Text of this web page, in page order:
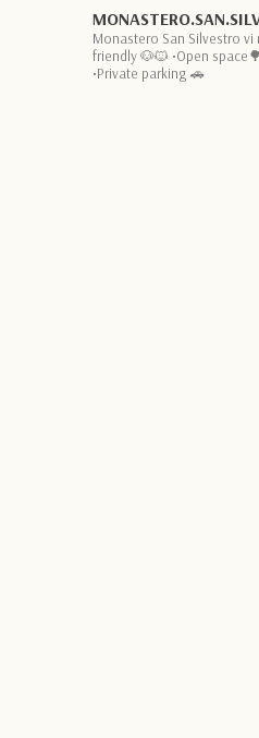
Monastero San Silvestro
friendly 🐶🐱 •Open
•Private parking 🚗